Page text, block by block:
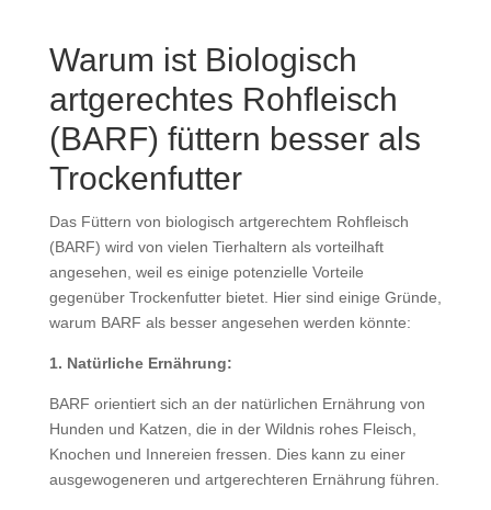
Warum ist Biologisch
artgerechtes Rohfleisch
(BARF) füttern besser als
Trockenfutter
Das Füttern von biologisch artgerechtem Rohfleisch
(BARF) wird von vielen Tierhaltern als vorteilhaft
angesehen, weil es einige potenzielle Vorteile
gegenüber Trockenfutter bietet. Hier sind einige Gründe,
warum BARF als besser angesehen werden könnte:
1. Natürliche Ernährung:
BARF orientiert sich an der natürlichen Ernährung von
Hunden und Katzen, die in der Wildnis rohes Fleisch,
Knochen und Innereien fressen. Dies kann zu einer
ausgewogeneren und artgerechteren Ernährung führen.